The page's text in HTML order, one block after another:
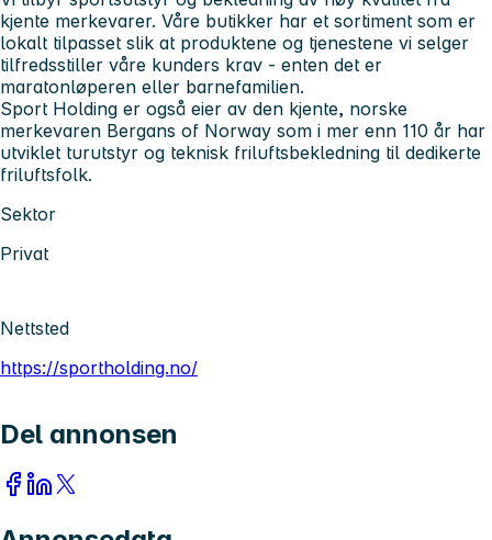
kjente merkevarer. Våre butikker har et sortiment som er
lokalt tilpasset slik at produktene og tjenestene vi selger
tilfredsstiller våre kunders krav - enten det er
maratonløperen eller barnefamilien.
Sport Holding er også eier av den kjente, norske
merkevaren Bergans of Norway som i mer enn 110 år har
utviklet turutstyr og teknisk friluftsbekledning til dedikerte
friluftsfolk.
Sektor
Privat
Nettsted
https://sportholding.no/
Del annonsen